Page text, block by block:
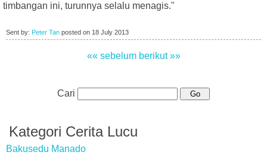
timbangan ini, turunnya selalu menagis."
Sent by: Peter Tan posted on 18 July 2013
«« sebelum berikut »»
Cari
Kategori Cerita Lucu
Bakusedu Manado